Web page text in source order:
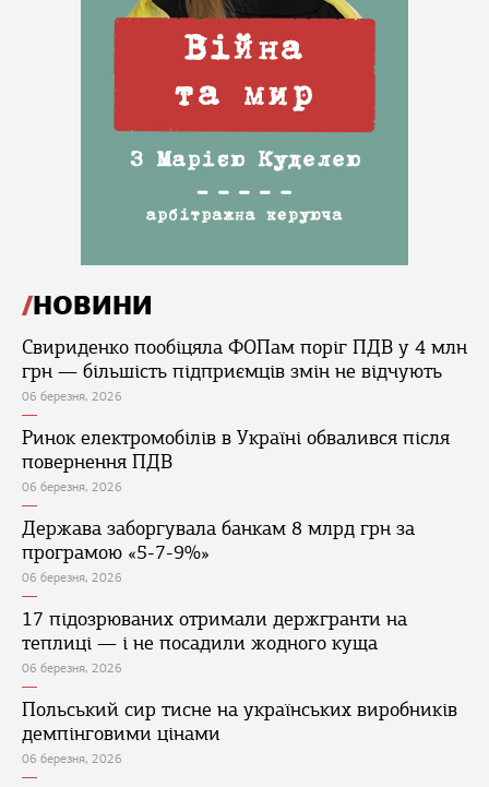
НОВИНИ
Свириденко пообіцяла ФОПам поріг ПДВ у 4 млн
грн — більшість підприємців змін не відчують
06 березня, 2026
Ринок електромобілів в Україні обвалився після
повернення ПДВ
06 березня, 2026
Держава заборгувала банкам 8 млрд грн за
програмою «5-7-9%»
06 березня, 2026
17 підозрюваних отримали держгранти на
теплиці — і не посадили жодного куща
06 березня, 2026
Польський сир тисне на українських виробників
демпінговими цінами
06 березня, 2026